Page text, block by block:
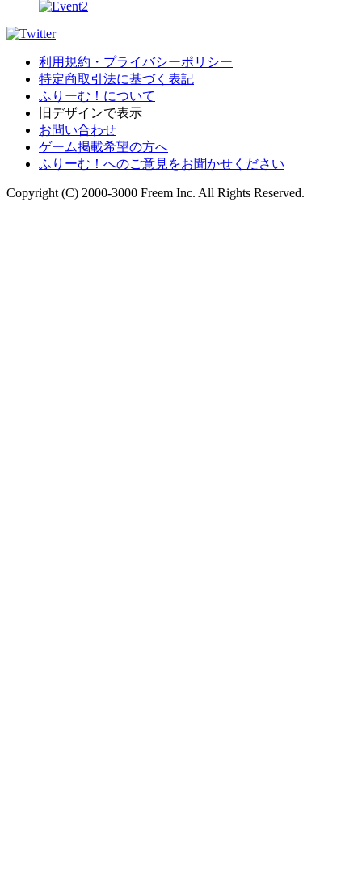
利用規約・プライバシーポリシー
特定商取引法に基づく表記
ふりーむ！について
旧デザインで表示
お問い合わせ
ゲーム掲載希望の方へ
ふりーむ！へのご意見をお聞かせください
Copyright (C) 2000-3000 Freem Inc. All Rights Reserved.